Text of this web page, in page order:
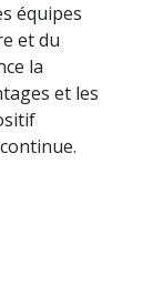
équipes
et du
la
et les